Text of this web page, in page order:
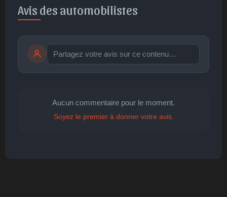
Avis des automobilistes
publication immédiate Publier
Aucun commentaire pour le moment.
Soyez le premier à donner votre avis.